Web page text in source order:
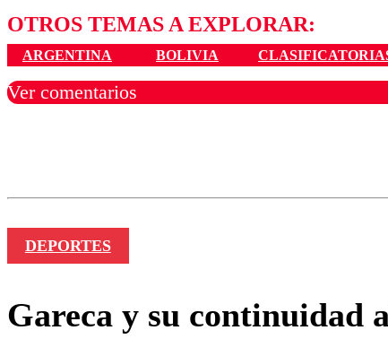
OTROS TEMAS A EXPLORAR:
ARGENTINA BOLIVIA
Ver comentarios
DEPORTES
Gareca y su continuidad